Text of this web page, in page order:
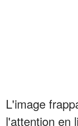
L'image
l'attention en